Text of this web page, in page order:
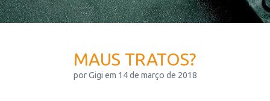
MAUS TRATOS?
por Gigi em 14 de março de 2018